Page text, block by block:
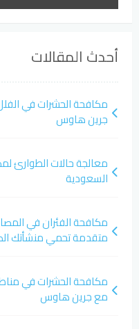
أحدث المقالات
مكافحة الحشرات في
جرين هاوس
معالجة حالات الطوارئ
السعودية
مكافحة الفئران في
متقدمة تحمي منشأتك
مكافحة الحشرات في
مع جرين هاوس